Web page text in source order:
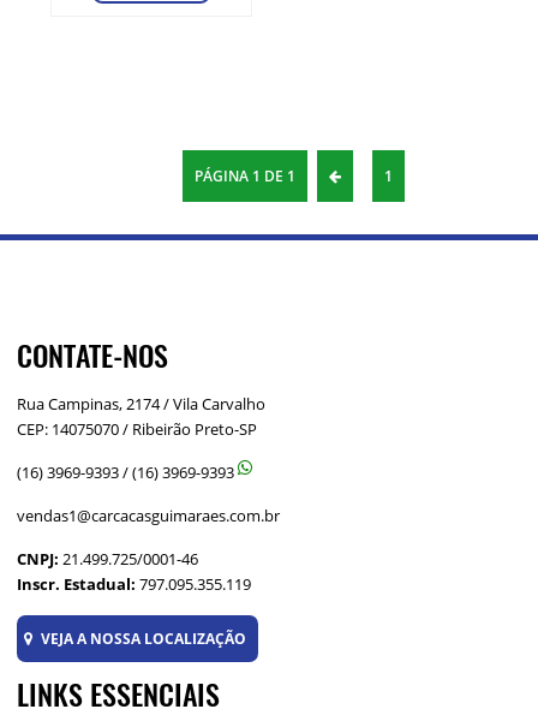
PÁGINA 1 DE 1 1
CONTATE-NOS
Rua Campinas, 2174 / Vila Carvalho
CEP: 14075070 / Ribeirão Preto-SP
(16) 3969-9393/(16) 3969-9393
vendas1@carcacasguimaraes.com.br
CNPJ:21.499.725/0001-46
Inscr. Estadual:797.095.355.119
VEJA A NOSSA LOCALIZAÇÃO
LINKS ESSENCIAIS